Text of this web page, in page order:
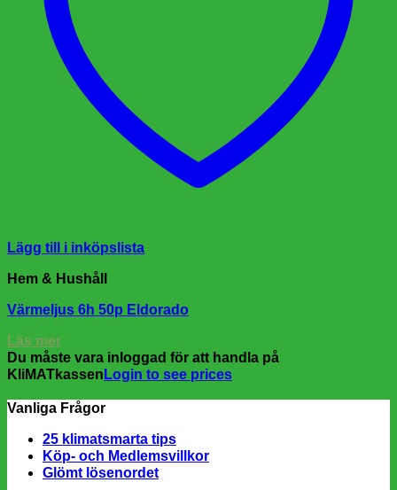
Lägg till i inköpslista
Hem & Hushåll
Värmeljus 6h 50p Eldorado
Läs mer
Du måste vara inloggad för att handla på
KliMATkassen Login to see prices
Vanliga Frågor
25 klimatsmarta tips
Köp- och Medlemsvillkor
Glömt lösenordet